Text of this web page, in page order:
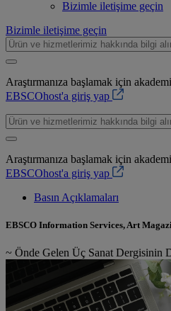
Bizimle iletişime geçin
Bizimle iletişime geçin
Araştırmanıza başlamak için
EBSCOhost'a giriş yap
Araştırmanıza başlamak için
EBSCOhost'a giriş yap
Basın Açıklamaları
EBSCO Information Services, Art
~ Önde Gelen Üç Sanat Dergisinin